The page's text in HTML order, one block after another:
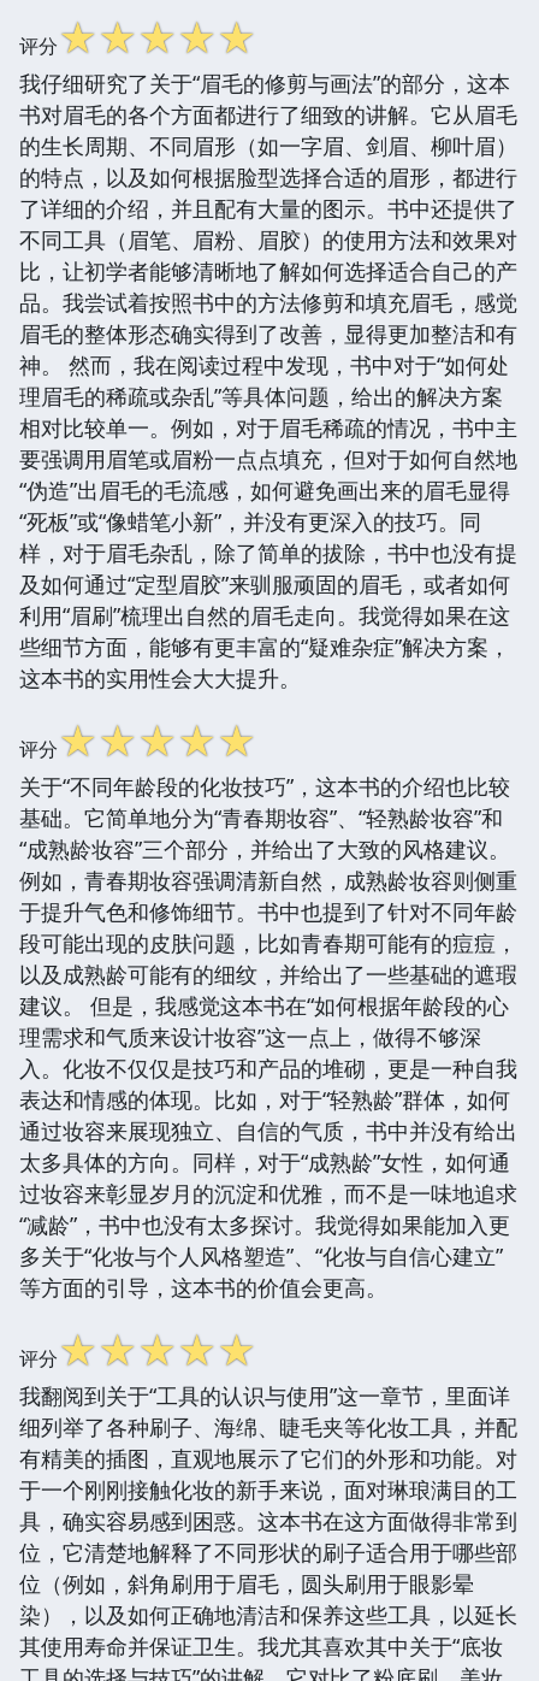
评分☆☆☆☆☆
我仔细研究了关于“眉毛的修剪与画法”的部分，这本
书对眉毛的各个方面都进行了细致的讲解。它从眉毛
的生长周期、不同眉形（如一字眉、剑眉、柳叶眉）
的特点，以及如何根据脸型选择合适的眉形，都进行
了详细的介绍，并且配有大量的图示。书中还提供了
不同工具（眉笔、眉粉、眉胶）的使用方法和效果对
比，让初学者能够清晰地了解如何选择适合自己的产
品。我尝试着按照书中的方法修剪和填充眉毛，感觉
眉毛的整体形态确实得到了改善，显得更加整洁和有
神。 然而，我在阅读过程中发现，书中对于“如何处
理眉毛的稀疏或杂乱”等具体问题，给出的解决方案
相对比较单一。例如，对于眉毛稀疏的情况，书中主
要强调用眉笔或眉粉一点点填充，但对于如何自然地
“伪造”出眉毛的毛流感，如何避免画出来的眉毛显得
“死板”或“像蜡笔小新”，并没有更深入的技巧。同
样，对于眉毛杂乱，除了简单的拔除，书中也没有提
及如何通过“定型眉胶”来驯服顽固的眉毛，或者如何
利用“眉刷”梳理出自然的眉毛走向。我觉得如果在这
些细节方面，能够有更丰富的“疑难杂症”解决方案，
这本书的实用性会大大提升。
评分☆☆☆☆☆
关于“不同年龄段的化妆技巧”，这本书的介绍也比较
基础。它简单地分为“青春期妆容”、“轻熟龄妆容”和
“成熟龄妆容”三个部分，并给出了大致的风格建议。
例如，青春期妆容强调清新自然，成熟龄妆容则侧重
于提升气色和修饰细节。书中也提到了针对不同年龄
段可能出现的皮肤问题，比如青春期可能有的痘痘，
以及成熟龄可能有的细纹，并给出了一些基础的遮瑕
建议。 但是，我感觉这本书在“如何根据年龄段的心
理需求和气质来设计妆容”这一点上，做得不够深
入。化妆不仅仅是技巧和产品的堆砌，更是一种自我
表达和情感的体现。比如，对于“轻熟龄”群体，如何
通过妆容来展现独立、自信的气质，书中并没有给出
太多具体的方向。同样，对于“成熟龄”女性，如何通
过妆容来彰显岁月的沉淀和优雅，而不是一味地追求
“减龄”，书中也没有太多探讨。我觉得如果能加入更
多关于“化妆与个人风格塑造”、“化妆与自信心建立”
等方面的引导，这本书的价值会更高。
评分☆☆☆☆☆
我翻阅到关于“工具的认识与使用”这一章节，里面详
细列举了各种刷子、海绵、睫毛夹等化妆工具，并配
有精美的插图，直观地展示了它们的外形和功能。对
于一个刚刚接触化妆的新手来说，面对琳琅满目的工
具，确实容易感到困惑。这本书在这方面做得非常到
位，它清楚地解释了不同形状的刷子适合用于哪些部
位（例如，斜角刷用于眉毛，圆头刷用于眼影晕
染），以及如何正确地清洁和保养这些工具，以延长
其使用寿命并保证卫生。我尤其喜欢其中关于“底妆